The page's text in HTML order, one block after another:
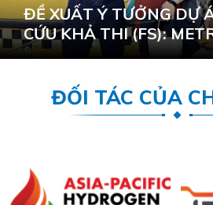
ĐỀ XUẤT Ý TƯỞNG DỰ
CỨU KHẢ THI (FS):
GÒN KHÔNG PHÁT
ĐỐI TÁC CỦA